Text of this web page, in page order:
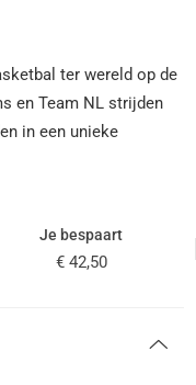
ter wereld op de
en Team NL strijden
in een unieke
Je bespaart
€ 42,50